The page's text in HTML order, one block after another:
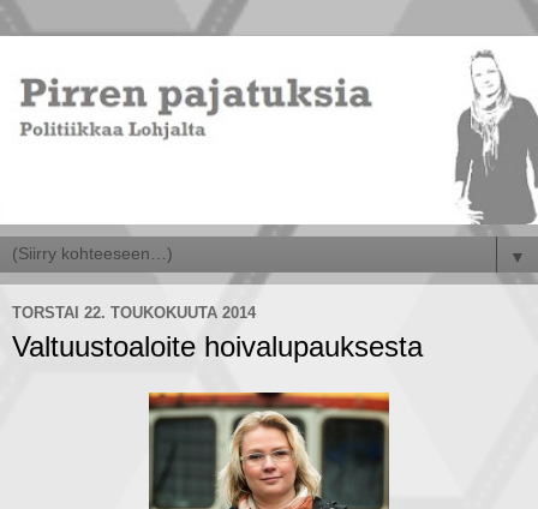
▼
TORSTAI 22. TOUKOKUUTA 2014
Valtuustoaloite hoivalupauksesta